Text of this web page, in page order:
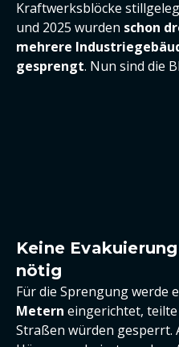
Kraftwerksblöcke
und 2025 wurden schon
mehrere
gesprengt. Nun sind die
Keine
nötig
Für die Sprengung werde
Metern eingerichtet,
Straßen würden gesperrt.